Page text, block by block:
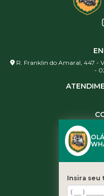
R. Franklin do Amaral, 447 -
-
Insira seu